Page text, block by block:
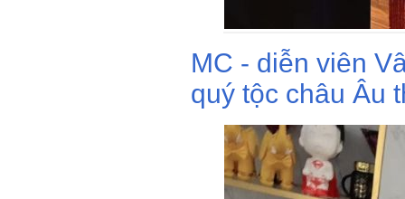
MC - diễn viên
quý tộc châu Âu